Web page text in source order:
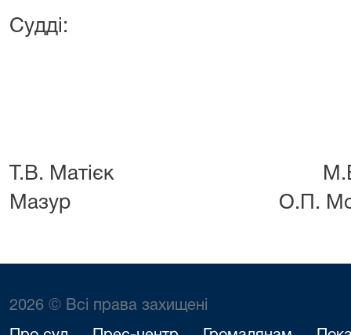
Судді:
Т.В. Матієк
Мазур О.П.
2026 © Всі права захищені